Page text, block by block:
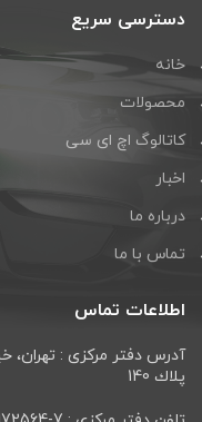
دسترسی سریع
خانه
محصولات
کاتالوگ اچ ای سی
اخبار
درباره ما
تماس با ما
اطلاعات تماس
آدرس دفتر مرکزی : تهران،
پلاك 140